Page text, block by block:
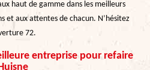
haut de gamme dans les meilleurs
et aux attentes de chacun. N’hésitez
72.
entreprise pour refaire